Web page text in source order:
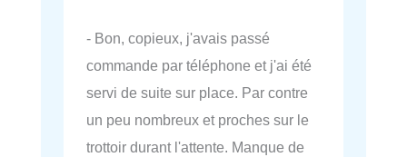
- Bon, copieux, j'avais passé
commande par téléphone et j'ai été
servi de suite sur place. Par contre
un peu nombreux et proches sur le
trottoir durant l'attente. Manque de